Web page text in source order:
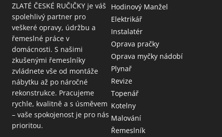
ZLATÉ ČESKÉ RUČIČKY je váš
spolehlivý partner pro
veškeré opravy, údržbu a
řemeslné práce v
domácnosti. S našimi
zkušenými řemeslníky
zvládnete vše od montáže
nábytku až po náročné
rekonstrukce. Pracujeme
rychle, kvalitně a s úsměvem
– vaše spokojenost je pro nás
prioritou.
Hodinový Manžel
Elektrikář
Instalatér
Oprava pračky
Oprava myčky nádobí
Plynař
Revize
Topenář
Kotelny
Malování
Řemeslník